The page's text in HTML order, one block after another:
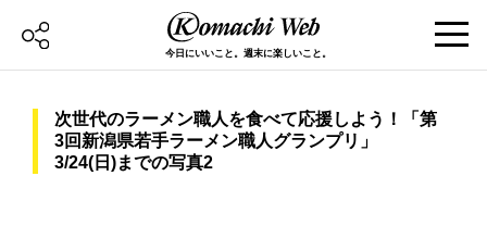
今日にいいこと。週末に楽しいこと。
次世代のラーメン職人を食べて応援しよう！「第
3回新潟県若手ラーメン職人グランプリ」
3/24(日)までの写真2